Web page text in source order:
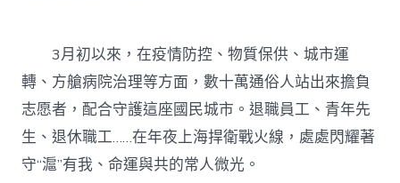
3月初以來，在疫情防控、物質保供、城市運
轉、方艙病院治理等方面，數十萬通俗人站出來擔負
志愿者，配合守護這座國民城市。退職員工、青年先
生、退休職工……在年夜上海捍衛戰火線，處處閃耀著
守“滬”有我、命運與共的常人微光。